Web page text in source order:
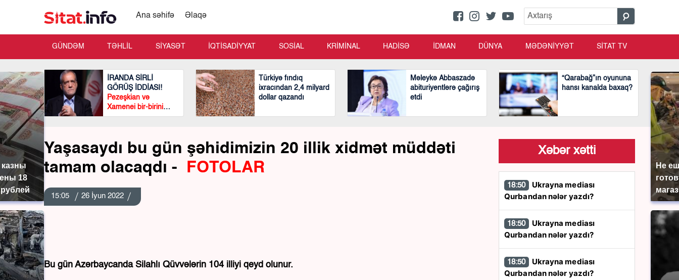
казны
18
Не
Ana səhifə Əlaqə
GÜNDƏM TƏHLİL SİYASƏT İQTİSADİYYAT SOSİAL KRİMİNAL HADİSƏ İDMAN DÜNYA MƏDƏNİYYƏT SİTAT TV
İRANDA SİRLİ
GÖRÜŞ İDDİASI!
Pezeşkian və
Xamenei bir-birini
görmədən
Türkiyə fındıq
ixracından 2,4 milyard
dollar qazandı
Məleykə Abbaszadə
abituriyentlərə çağırış
etdi
“Qarabağ”ın oyununa
hansı kanalda baxaq?
Yaşasaydı bu gün şəhidimizin 20 illik xidmət müddəti
tamam olacaqdı -
FOTOLAR
15:05 26 İyun 2022
Bu gün Azərbaycanda Silahlı Qüvvələrin 104 illiyi qeyd olunur.
Xəbər xətti
18:50
Qurbandan nələr yazdı?
18:50
Qurbandan nələr yazdı?
18:50
Qurbandan nələr yazdı?